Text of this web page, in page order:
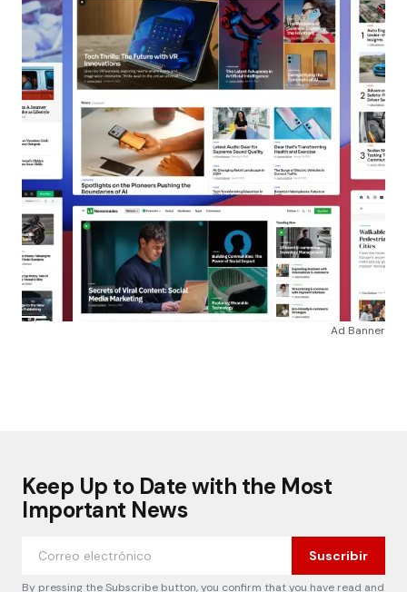
Ad Banner
Keep Up to Date with the Most
Important News
Suscribir
By pressing the Subscribe button, you confirm that you have read and